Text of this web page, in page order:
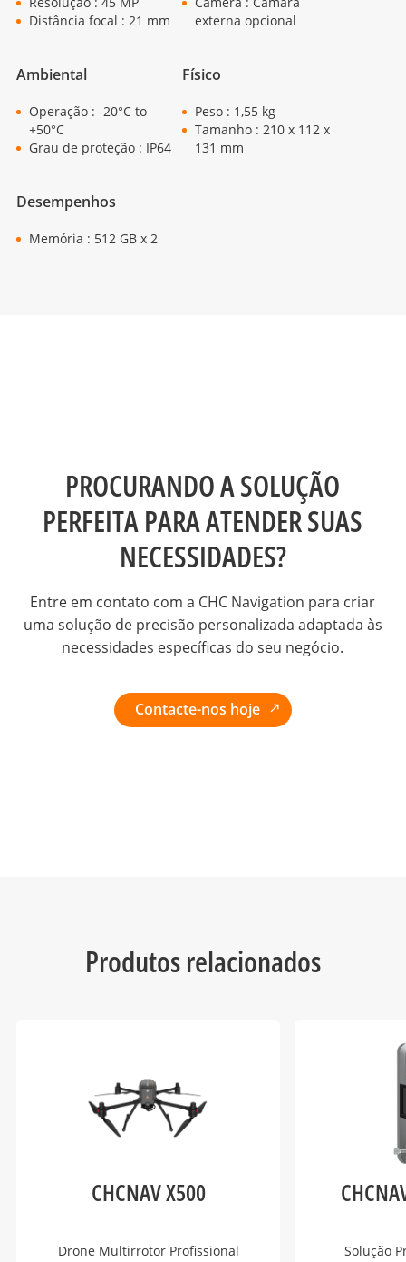
Distância focal : 21 mm
externa opcional
Ambiental
Operação : -20°C to
+50°C
Grau de proteção : IP64
Físico
Peso : 1,55 kg
Tamanho : 210 x 112 x
131 mm
Desempenhos
Memória : 512 GB x 2
PROCURANDO A SOLUÇÃO
PERFEITA PARA ATENDER SUAS
NECESSIDADES?
Entre em contato com a CHC Navigation para criar
uma solução de precisão personalizada adaptada às
necessidades específicas do seu negócio.
Contacte-nos hoje
Produtos relacionados
CHCNAV X500
Drone Multirrotor Profissional
Solução